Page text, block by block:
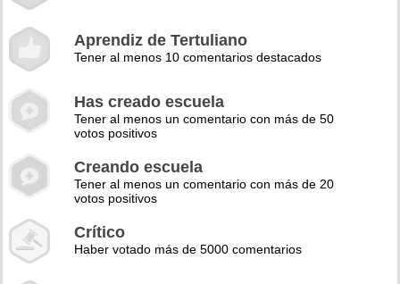
Aprendiz de Tertuliano
Tener al menos 10 comentarios destacados
Has creado escuela
Tener al menos un comentario con más de 50
votos positivos
Creando escuela
Tener al menos un comentario con más de 20
votos positivos
Crítico
Haber votado más de 5000 comentarios